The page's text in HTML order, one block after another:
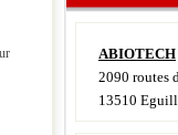
ABIOTECH
2090 routes
13510